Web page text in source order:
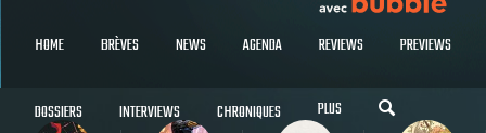
HOME BRÈVES NEWS AGENDA REVIEWS PREVIEWS
DOSSIERS INTERVIEWS CHRONIQUES PLUS